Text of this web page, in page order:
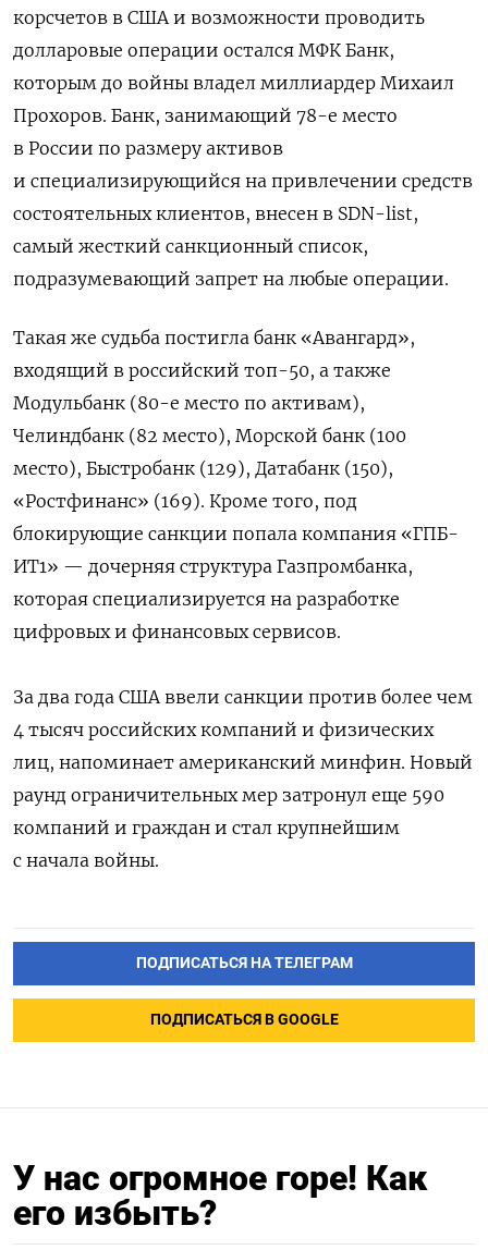
корсчетов в США и возможности проводить
долларовые операции остался МФК Банк,
которым до войны владел миллиардер Михаил
Прохоров. Банк, занимающий 78-е место
в России по размеру активов
и специализирующийся на привлечении средств
состоятельных клиентов, внесен в SDN-list,
самый жесткий санкционный список,
подразумевающий запрет на любые операции.
Такая же судьба постигла банк «Авангард»,
входящий в российский топ-50, а также
Модульбанк (80-е место по активам),
Челиндбанк (82 место), Морской банк (100
место), Быстробанк (129), Датабанк (150),
«Ростфинанс» (169). Кроме того, под
блокирующие санкции попала компания «ГПБ-
ИТ1» — дочерняя структура Газпромбанка,
которая специализируется на разработке
цифровых и финансовых сервисов.
За два года США ввели санкции против более чем
4 тысяч российских компаний и физических
лиц, напоминает американский минфин. Новый
раунд ограничительных мер затронул еще 590
компаний и граждан и стал крупнейшим
с начала войны.
ПОДПИСАТЬСЯ НА ТЕЛЕГРАМ
ПОДПИСАТЬСЯ В GOOGLE
У нас огромное горе! Как
его избыть?